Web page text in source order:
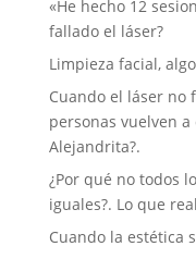
«He hecho 12
fallado el láser?
Limpieza facial,
Cuando el láser no
personas vuelven
Alejandrita?.
¿Por qué no todos
iguales?. Lo que
Cuando la estética